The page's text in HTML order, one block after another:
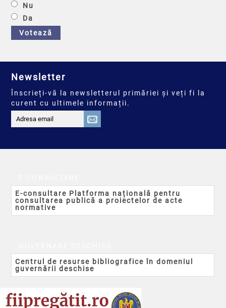
Nu
Da
Votează
Newsletter
Înscrieți-vă la newsletterul primăriei și veți fi la
curent cu ultimele informații.
E-consultare Platforma națională pentru
consultarea publică a proiectelor de acte
normative
Centrul de resurse bibliografice în domeniul
guvernării deschise